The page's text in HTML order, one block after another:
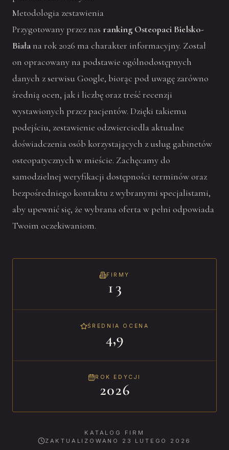
Metodologia zestawienia
Przygotowany przez nas ranking Osteopaci Bielsko-
Biała na rok 2026 ma charakter informacyjny. Został
on opracowany na podstawie ogólnodostępnych
danych z serwisu Google, biorąc pod uwagę zarówno
średnią ocen, jak i liczbę oraz treść recenzji
wystawionych przez pacjentów. Dzięki takiemu
podejściu, zestawienie odzwierciedla aktualne
doświadczenia osób korzystających z usług gabinetów
osteopatycznych w mieście. Zachęcamy do
samodzielnej weryfikacji dostępności terminów oraz
bezpośredniego kontaktu z wybranymi specjalistami,
aby upewnić się, że wybrana oferta w pełni odpowiada
Twoim oczekiwaniom.
FIRMY
13
ŚREDNIA OCENA
4,9
ROK EDYCJI
2026
KATALOG FIRM
ZAKTUALIZOWANO
23 LUTEGO 2026